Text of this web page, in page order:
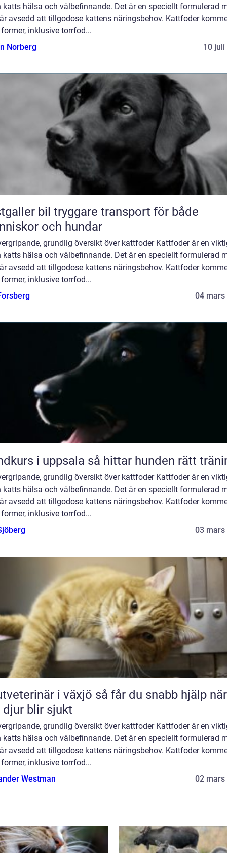
katts hälsa och välbefinnande. Det är en speciellt formulerad
avsedd att tillgodose kattens näringsbehov. Kattfoder
inklusive torrfod...
Norberg
10 juli
tryggare transport för både
och hundar
grundlig översikt över kattfoder Kattfoder är en
katts hälsa och välbefinnande. Det är en speciellt formulerad
avsedd att tillgodose kattens näringsbehov. Kattfoder
inklusive torrfod...
04 mars
Hundkurs i uppsala så hittar hunden rätt
grundlig översikt över kattfoder Kattfoder är en
katts hälsa och välbefinnande. Det är en speciellt formulerad
avsedd att tillgodose kattens näringsbehov. Kattfoder
inklusive torrfod...
03 mars
i växjö så får du snabb hjälp när
blir sjukt
grundlig översikt över kattfoder Kattfoder är en
katts hälsa och välbefinnande. Det är en speciellt formulerad
avsedd att tillgodose kattens näringsbehov. Kattfoder
inklusive torrfod...
Westman
02 mars